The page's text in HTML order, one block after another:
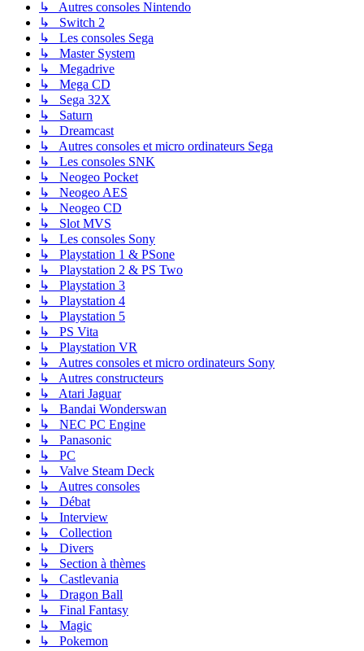
↳ Autres consoles Nintendo
↳ Switch 2
↳ Les consoles Sega
↳ Master System
↳ Megadrive
↳ Mega CD
↳ Sega 32X
↳ Saturn
↳ Dreamcast
↳ Autres consoles et micro ordinateurs Sega
↳ Les consoles SNK
↳ Neogeo Pocket
↳ Neogeo AES
↳ Neogeo CD
↳ Slot MVS
↳ Les consoles Sony
↳ Playstation 1 & PSone
↳ Playstation 2 & PS Two
↳ Playstation 3
↳ Playstation 4
↳ Playstation 5
↳ PS Vita
↳ Playstation VR
↳ Autres consoles et micro ordinateurs Sony
↳ Autres constructeurs
↳ Atari Jaguar
↳ Bandai Wonderswan
↳ NEC PC Engine
↳ Panasonic
↳ PC
↳ Valve Steam Deck
↳ Autres consoles
↳ Débat
↳ Interview
↳ Collection
↳ Divers
↳ Section à thèmes
↳ Castlevania
↳ Dragon Ball
↳ Final Fantasy
↳ Magic
↳ Pokemon